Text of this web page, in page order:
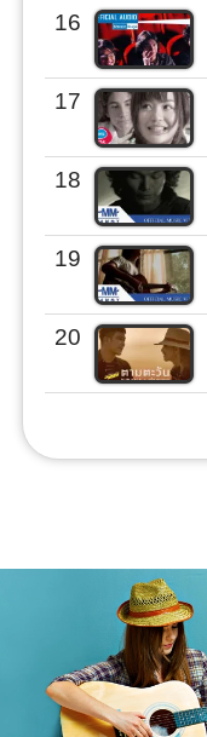
16
17
18
19
20